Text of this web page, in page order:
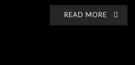
READ MORE